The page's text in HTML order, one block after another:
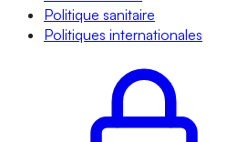
Politique sanitaire
Politiques internationales